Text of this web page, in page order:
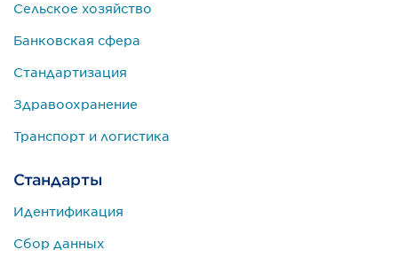
Сельское хозяйство
Банковская сфера
Стандартизация
Здравоохранение
Транспорт и логистика
Стандарты
Идентификация
Сбор данных